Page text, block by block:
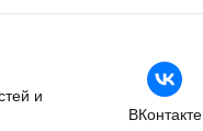
и
ВКонтакте